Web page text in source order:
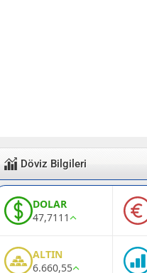
Döviz Bilgileri
DOLAR
47,7111
ALTIN
6.660,55